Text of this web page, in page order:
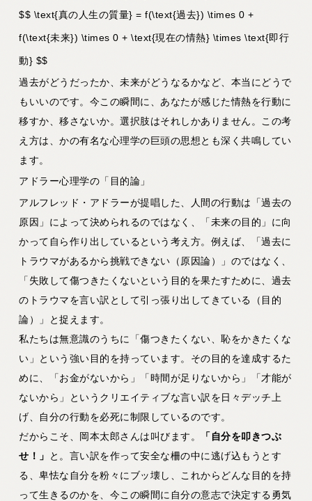
$$ \text{真の人生の質量} = f(\text{過去}) \times 0 +
f(\text{未来}) \times 0 + \text{現在の情熱} \times \text{即行
動} $$
過去がどうだったか、未来がどうなるかなど、本当にどうで
もいいのです。今この瞬間に、あなたが感じた情熱を行動に
移すか、移さないか。選択肢はそれしかありません。この考
え方は、かの有名な心理学の巨頭の思想とも深く共鳴してい
ます。
アドラー心理学の「目的論」
アルフレッド・アドラーが提唱した、人間の行動は「過去の
原因」によって決められるのではなく、「未来の目的」に向
かって自ら作り出しているという考え方。例えば、「過去に
トラウマがあるから挑戦できない（原因論）」のではなく、
「失敗して傷つきたくないという目的を果たすために、過去
のトラウマを言い訳として引っ張り出してきている（目的
論）」と捉えます。
私たちは無意識のうちに「傷つきたくない、恥をかきたくな
い」という強い目的を持っています。その目的を達成するた
めに、「お金がないから」「時間が足りないから」「才能が
ないから」というクリエイティブな言い訳を日々デッチ上
げ、自分の行動を必死に制限しているのです。
だからこそ、岡本太郎さんは叫びます。
「自分を叩きつぶ
せ！」
と。言い訳を作って安全な柵の中に逃げ込もうとす
る、卑怯な自分を粉々にブッ壊し、これからどんな目的を持
って生きるのかを、今この瞬間に自分の意志で決定する勇気